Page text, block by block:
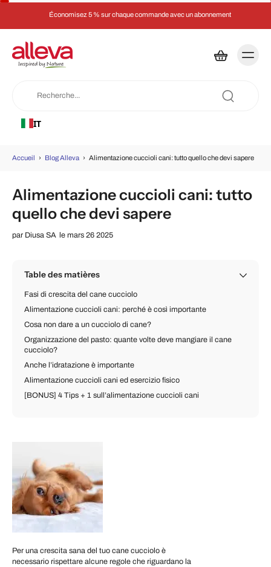
Économisez 5 % sur chaque commande avec un abonnement
IT
Accueil › Blog Alleva › Alimentazione cuccioli cani: tutto quello che devi sapere
Alimentazione cuccioli cani: tutto
quello che devi sapere
par Diusa SA le mars 26 2025
Table des matières
Fasi di crescita del cane cucciolo
Alimentazione cuccioli cani: perché è così importante
Cosa non dare a un cucciolo di cane?
Organizzazione del pasto: quante volte deve mangiare il cane
cucciolo?
Anche l’idratazione è importante
Alimentazione cuccioli cani ed esercizio fisico
[BONUS] 4 Tips + 1 sull’alimentazione cuccioli cani
Per una crescita sana del tuo cane cucciolo è
necessario rispettare alcune regole che riguardano la